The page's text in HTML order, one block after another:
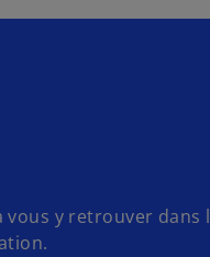
vous y retrouver dans